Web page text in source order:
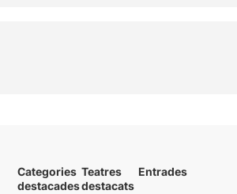
Categories
destacades
Teatres
destacats
Entrades